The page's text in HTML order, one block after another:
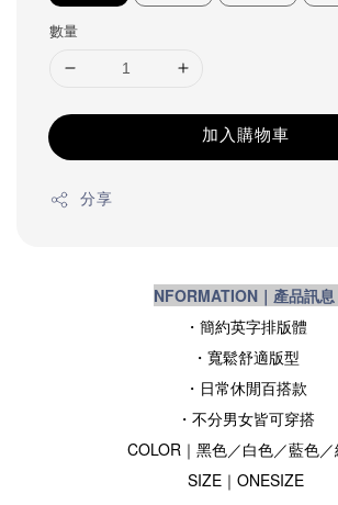
數量
加入購物車
分享
NFORMATION｜產品訊息
・簡約英字排版體
・寬鬆舒適版型
・日常休閒百搭款
・不分男女皆可穿搭
COLOR｜黑色／白色／藍色／
SIZE ｜ONESIZE